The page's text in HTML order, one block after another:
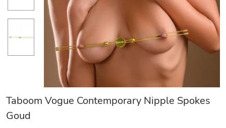
Taboom Vogue Contemporary Nipple Spokes
Goud